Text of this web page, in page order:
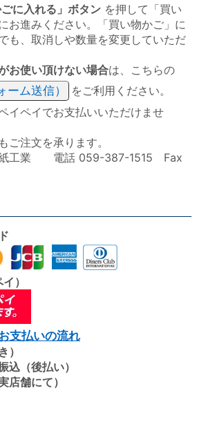
ごに入れる」ボタン を押して「買い
お進みください。「買い物かご」に
も、取消しや数量を変更していただ
お使い頂けない場合は、こちらの
ーム送信）
をご利用ください。
イペイでお支払いいただけませ
ご注文を承ります。
紙工業 電話 059-387-1515 Fax
）
支払いの流れ
）
込（後払い）
店舗にて）